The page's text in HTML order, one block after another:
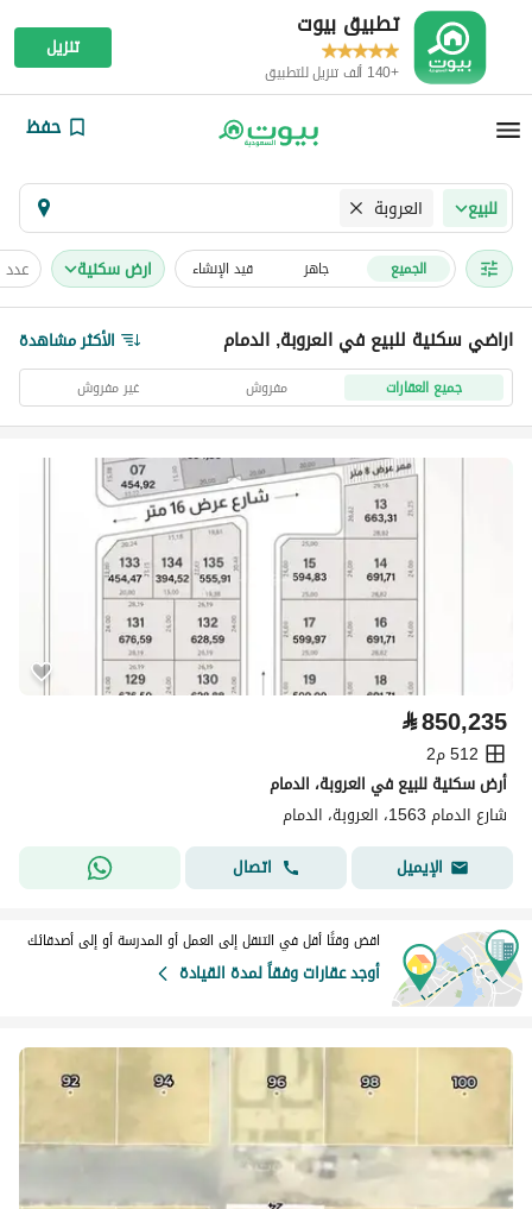
تطبيق بيوت
+140 ألف تنزيل للتطبيق
تنزيل
حفظ
للبيع العروبة
الجميع جاهز قيد الإنشاء ارض سكنية
اراضي سكنية للبيع في العروبة, الدمام الأكثر مشاهدة
جميع العقارات مفروش غير مفروش
⃁850,235
512 م2
أرض سكنية للبيع في العروبة، الدمام
شارع الدمام 1563، العروبة، الدمام
الإيميل
اتصال
اقض وقتًا أقل في التنقل إلى العمل أو المدرسة أو إلى أصدقائك
أوجد عقارات وفقاً لمدة القيادة